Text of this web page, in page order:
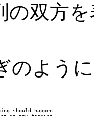
の双方
のよう
should happen.